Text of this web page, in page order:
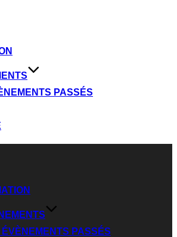
PASSÉS
ÉVÈNEMENTS PASSÉS